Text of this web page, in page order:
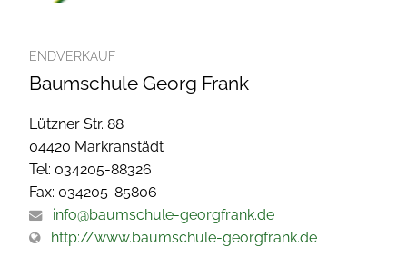
ENDVERKAUF
Baumschule Georg Frank
Lützner Str. 88
04420 Markranstädt
Tel: 034205-88326
Fax: 034205-85806
info@baumschule-georgfrank.de
http://www.baumschule-georgfrank.de